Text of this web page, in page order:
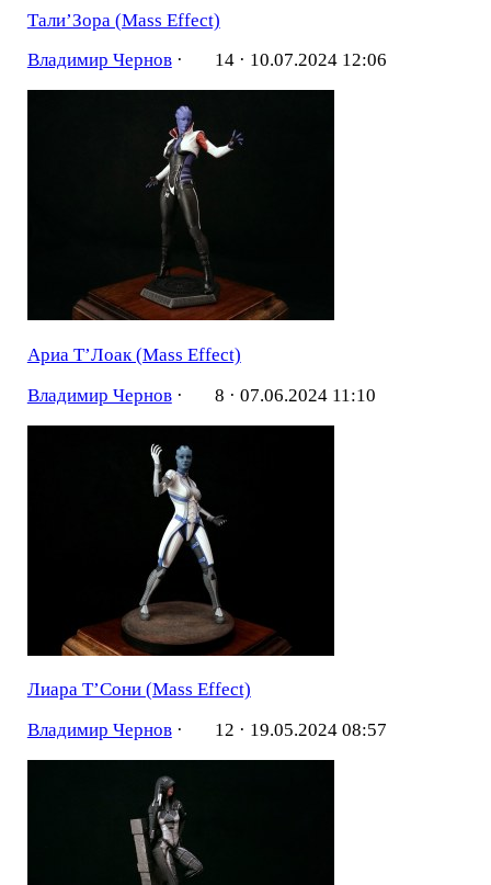
Тали’Зора (Mass Effect)
Владимир Чернов· 14 · 10.07.2024 12:06
Ариа Т’Лоак (Mass Effect)
Владимир Чернов· 8 · 07.06.2024 11:10
Лиара Т’Сони (Mass Effect)
Владимир Чернов· 12 · 19.05.2024 08:57